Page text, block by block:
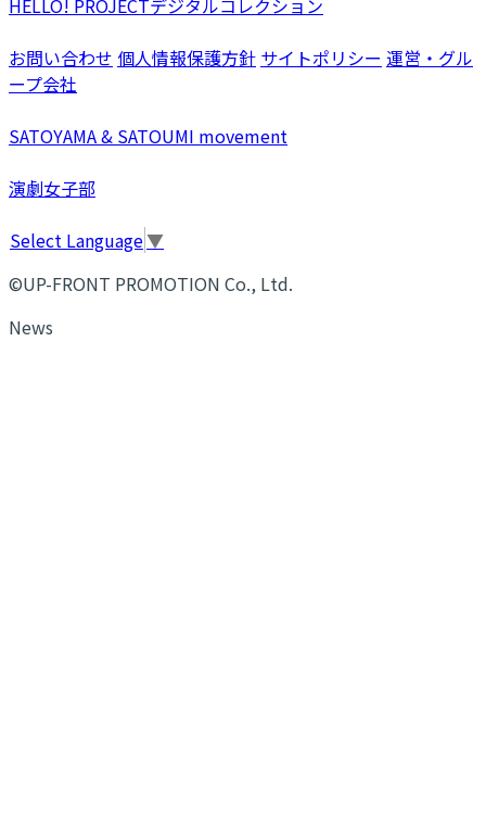
お問い合わせ 個人情報保護方針 サイトポリシー 運営・グル
ープ会社
SATOYAMA & SATOUMI movement
演劇女子部
Select Language▼
©UP-FRONT PROMOTION Co., Ltd.
News